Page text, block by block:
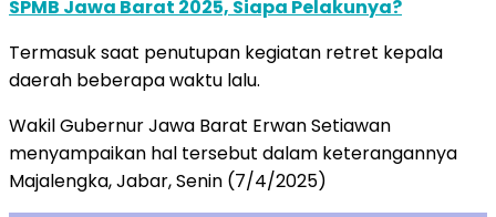
SPMB Jawa Barat 2025, Siapa Pelakunya?
Termasuk saat penutupan kegiatan retret kepala
daerah beberapa waktu lalu.
Wakil Gubernur Jawa Barat Erwan Setiawan
menyampaikan hal tersebut dalam keterangannya
Majalengka, Jabar, Senin (7/4/2025)